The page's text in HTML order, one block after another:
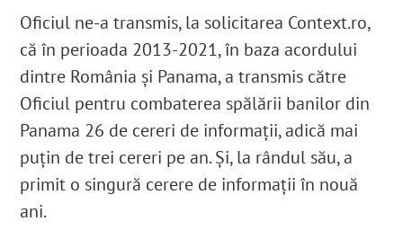
Oficiul ne-a transmis, la solicitarea Context.ro,
că în perioada 2013-2021, în baza acordului
dintre România și Panama, a transmis către
Oficiul pentru combaterea spălării banilor din
Panama 26 de cereri de informații, adică mai
puțin de trei cereri pe an. Și, la rândul său, a
primit o singură cerere de informații în nouă
ani.